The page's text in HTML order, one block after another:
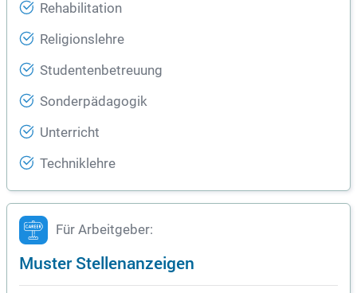
Rehabilitation
Religionslehre
Studentenbetreuung
Sonderpädagogik
Unterricht
Techniklehre
Für Arbeitgeber:
Muster Stellenanzeigen